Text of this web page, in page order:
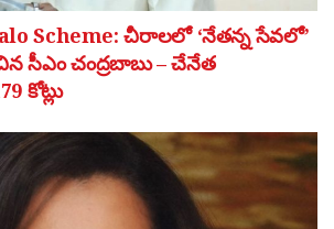
Scheme: చీరాలలో ‘నేతన్న సేవలో’
సీఎం చంద్రబాబు – చేనేత
కోట్లు